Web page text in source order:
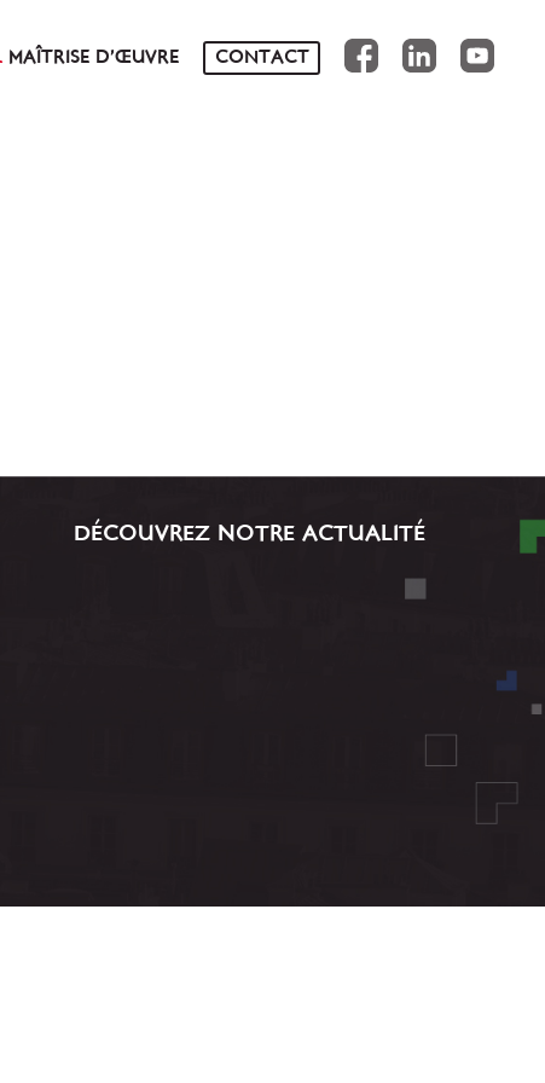
MAÎTRISE D’ŒUVRE CONTACT
FB IN YT
DÉCOUVREZ NOTRE ACTUALITÉ